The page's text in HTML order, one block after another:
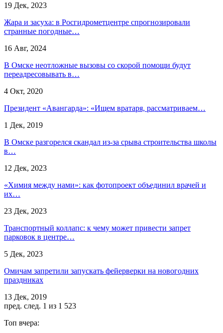
19 Дек, 2023
Жара и засуха: в Росгидрометцентре спрогнозировали
странные погодные…
16 Авг, 2024
В Омске неотложные вызовы со скорой помощи будут
переадресовывать в…
4 Окт, 2020
Президент «Авангарда»: «Ищем вратаря, рассматриваем…
1 Дек, 2019
В Омске разгорелся скандал из-за срыва строительства школы
в…
12 Дек, 2023
«Химия между нами»: как фотопроект объединил врачей и
их…
23 Дек, 2023
Транспортный коллапс: к чему может привести запрет
парковок в центре…
5 Дек, 2023
Омичам запретили запускать фейерверки на новогодних
праздниках
13 Дек, 2019
пред. след. 1 из 1 523
Топ вчера: